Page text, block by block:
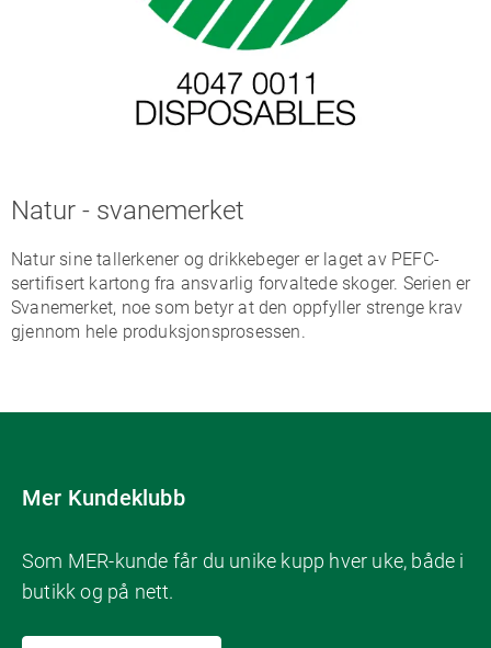
Natur - svanemerket
Natur sine tallerkener og drikkebeger er laget av PEFC-
sertifisert kartong fra ansvarlig forvaltede skoger. Serien er
Svanemerket, noe som betyr at den oppfyller strenge krav
gjennom hele produksjonsprosessen.
Mer Kundeklubb
Som MER-kunde får du unike kupp hver uke, både i
butikk og på nett.